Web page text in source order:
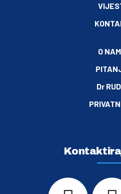
O
Dr